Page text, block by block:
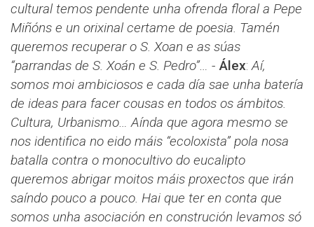
cultural temos pendente unha ofrenda floral a Pepe
Miñóns e un orixinal certame de poesia. Tamén
queremos recuperar o S. Xoan e as súas
“parrandas de S. Xoán e S. Pedro”… -Álex​​:Aí,
somos moi ambiciosos e cada día sae unha batería
de ideas para facer cousas en todos os ámbitos.
Cultura, Urbanismo… Aínda que agora mesmo se
nos identifica no eido máis “ecoloxista” pola nosa
batalla contra o monocultivo do eucalipto
queremos abrigar moitos máis proxectos que irán
saíndo pouco a pouco. Hai que ter en conta que
somos unha asociación en construción levamos só